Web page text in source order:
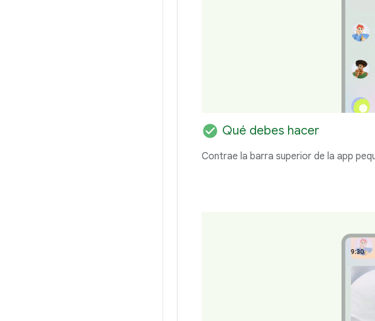
check_circle Qué debes hacer
Contrae la barra superior de la app